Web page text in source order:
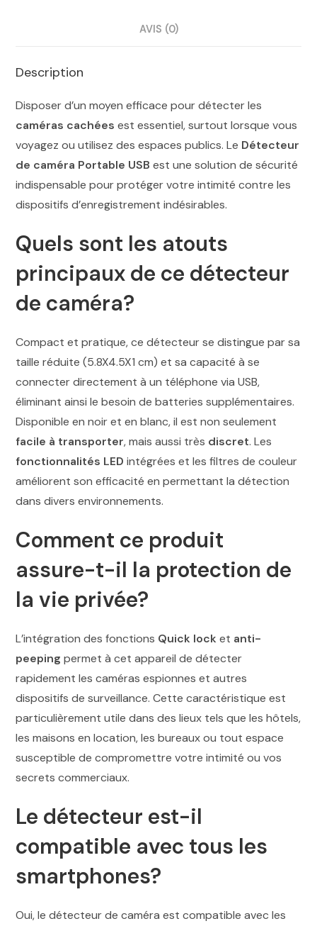
AVIS (0)
Description
Disposer d’un moyen efficace pour détecter les
caméras cachées est essentiel, surtout lorsque vous
voyagez ou utilisez des espaces publics. Le Détecteur
de caméra Portable USB est une solution de sécurité
indispensable pour protéger votre intimité contre les
dispositifs d’enregistrement indésirables.
Quels sont les atouts
principaux de ce détecteur
de caméra?
Compact et pratique, ce détecteur se distingue par sa
taille réduite (5.8X4.5X1 cm) et sa capacité à se
connecter directement à un téléphone via USB,
éliminant ainsi le besoin de batteries supplémentaires.
Disponible en noir et en blanc, il est non seulement
facile à transporter, mais aussi très discret. Les
fonctionnalités LED intégrées et les filtres de couleur
améliorent son efficacité en permettant la détection
dans divers environnements.
Comment ce produit
assure-t-il la protection de
la vie privée?
L’intégration des fonctions Quick lock et anti-
peeping permet à cet appareil de détecter
rapidement les caméras espionnes et autres
dispositifs de surveillance. Cette caractéristique est
particulièrement utile dans des lieux tels que les hôtels,
les maisons en location, les bureaux ou tout espace
susceptible de compromettre votre intimité ou vos
secrets commerciaux.
Le détecteur est-il
compatible avec tous les
smartphones?
Oui, le détecteur de caméra est compatible avec les